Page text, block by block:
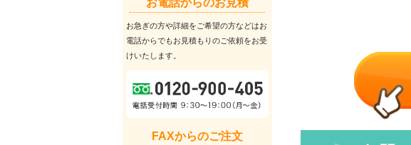
お電話からのお見積
お急ぎの方や詳細をご希望の方などはお
電話からでもお見積もりのご依頼をお受
けいたします。
FAXからのご注文